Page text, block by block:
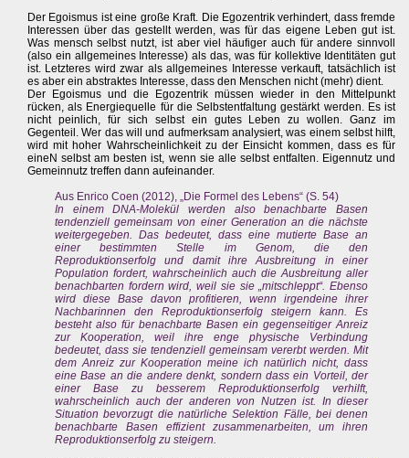
Der Egoismus ist eine große Kraft. Die Egozentrik verhindert, dass fremde
Interessen über das gestellt werden, was für das eigene Leben gut ist.
Was mensch selbst nutzt, ist aber viel häufiger auch für andere sinnvoll
(also ein allgemeines Interesse) als das, was für kollektive Identitäten gut
ist. Letzteres wird zwar als allgemeines Interesse verkauft, tatsächlich ist
es aber ein abstraktes Interesse, dass den Menschen nicht (mehr) dient.
Der Egoismus und die Egozentrik müssen wieder in den Mittelpunkt
rücken, als Energiequelle für die Selbstentfaltung gestärkt werden. Es ist
nicht peinlich, für sich selbst ein gutes Leben zu wollen. Ganz im
Gegenteil. Wer das will und aufmerksam analysiert, was einem selbst hilft,
wird mit hoher Wahrscheinlichkeit zu der Einsicht kommen, dass es für
eineN selbst am besten ist, wenn sie alle selbst entfalten. Eigennutz und
Gemeinnutz treffen dann aufeinander.
Aus Enrico Coen (2012), „Die Formel des Lebens“ (S. 54)
In einem DNA-Molekül werden also benachbarte Basen
tendenziell gemeinsam von einer Generation an die nächste
weitergegeben. Das bedeutet, dass eine mutierte Base an
einer bestimmten Stelle im Genom, die den
Reproduktionserfolg und damit ihre Ausbreitung in einer
Population fordert, wahrscheinlich auch die Ausbreitung aller
benachbarten fordern wird, weil sie sie „mitschleppt“. Ebenso
wird diese Base davon profitieren, wenn irgendeine ihrer
Nachbarinnen den Reproduktionserfolg steigern kann. Es
besteht also für benachbarte Basen ein gegenseitiger Anreiz
zur Kooperation, weil ihre enge physische Verbindung
bedeutet, dass sie tendenziell gemeinsam vererbt werden. Mit
dem Anreiz zur Kooperation meine ich natürlich nicht, dass
eine Base an die andere denkt, sondern dass ein Vorteil, der
einer Base zu besserem Reproduktionserfolg verhilft,
wahrscheinlich auch der anderen von Nutzen ist. In dieser
Situation bevorzugt die natürliche Selektion Fälle, bei denen
benachbarte Basen effizient zusammenarbeiten, um ihren
Reproduktionserfolg zu steigern.